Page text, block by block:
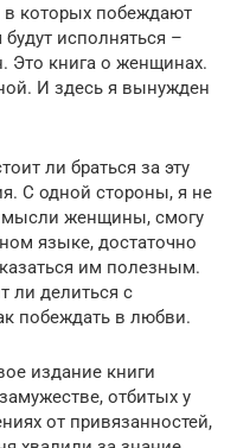
которых побеждают
исполняться –
Это книга о женщинах.
И здесь я вынужден
ли браться за эту
С одной стороны, я не
мысли женщины, смогу
языке, достаточно
им полезным.
ли делиться с
побеждать в любви.
издание книги
отбитых у
от привязанностей,